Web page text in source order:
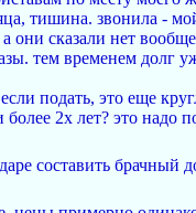
тишина. звонила -
а они сказали нет
тем временем долг
подать, это еще
более 2х лет? это надо
составить брачный